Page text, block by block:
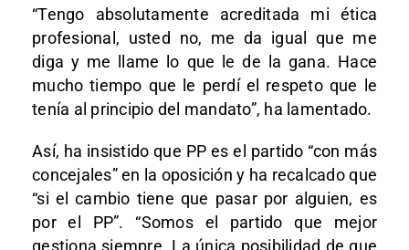
“Tengo absolutamente acreditada mi ética
profesional, usted no, me da igual que me
diga y me llame lo que le de la gana. Hace
mucho tiempo que le perdí el respeto que le
tenía al principio del mandato”, ha lamentado.
Así, ha insistido que PP es el partido “con más
concejales” en la oposición y ha recalcado que
“si el cambio tiene que pasar por alguien, es
por el PP”. “Somos el partido que mejor
gestiona siempre. La única posibilidad de que